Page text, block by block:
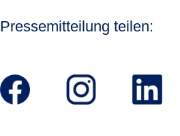
Pressemitteilung teilen: